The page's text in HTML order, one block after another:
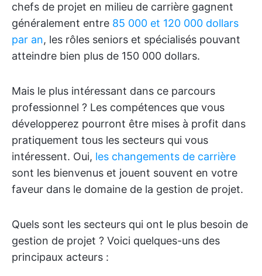
chefs de projet en milieu de carrière gagnent
généralement entre 85 000 et 120 000 dollars
par an, les rôles seniors et spécialisés pouvant
atteindre bien plus de 150 000 dollars.
Mais le plus intéressant dans ce parcours
professionnel ? Les compétences que vous
développerez pourront être mises à profit dans
pratiquement tous les secteurs qui vous
intéressent. Oui, les changements de carrière
sont les bienvenus et jouent souvent en votre
faveur dans le domaine de la gestion de projet.
Quels sont les secteurs qui ont le plus besoin de
gestion de projet ? Voici quelques-uns des
principaux acteurs :